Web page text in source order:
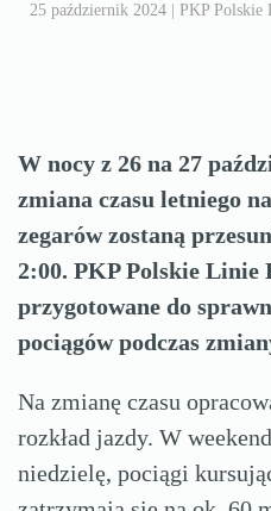
25 październik 2024| PKP Polskie
W nocy z 26 na 27
zmiana czasu letniego
zegarów zostaną
2:00. PKP Polskie Linie
przygotowane do
pociągów podczas
Na zmianę czasu
rozkład jazdy. W
niedzielę, pociągi